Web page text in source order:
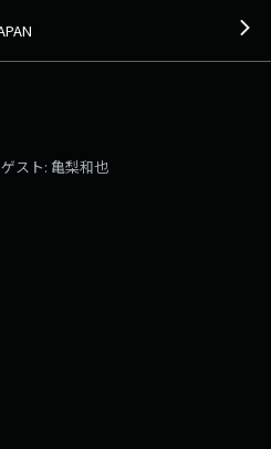
メッセージフォーム：
スト: 亀梨和也